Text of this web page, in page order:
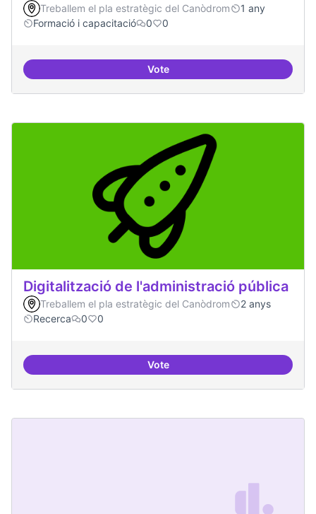
Treballem el pla estratègic del Canòdrom
1 any
Formació i capacitació
0 0
VoteSensibilització FLOSS
Digitalització de l'administració pública
Treballem el pla estratègic del Canòdrom
2 anys
Recerca
0 0
VoteDigitalització de l'administració